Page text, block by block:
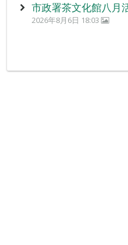
市政署茶文化館八月
2026年8月6日 18:03